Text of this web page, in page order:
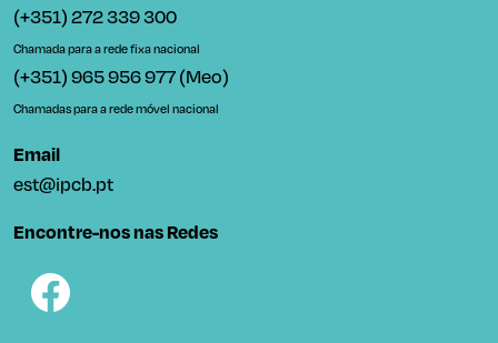
(+351) 272 339 300
Chamada para a rede fixa nacional
(+351) 965 956 977 (Meo)
Chamadas para a rede móvel nacional
Email
est@ipcb.pt
Encontre-nos nas Redes